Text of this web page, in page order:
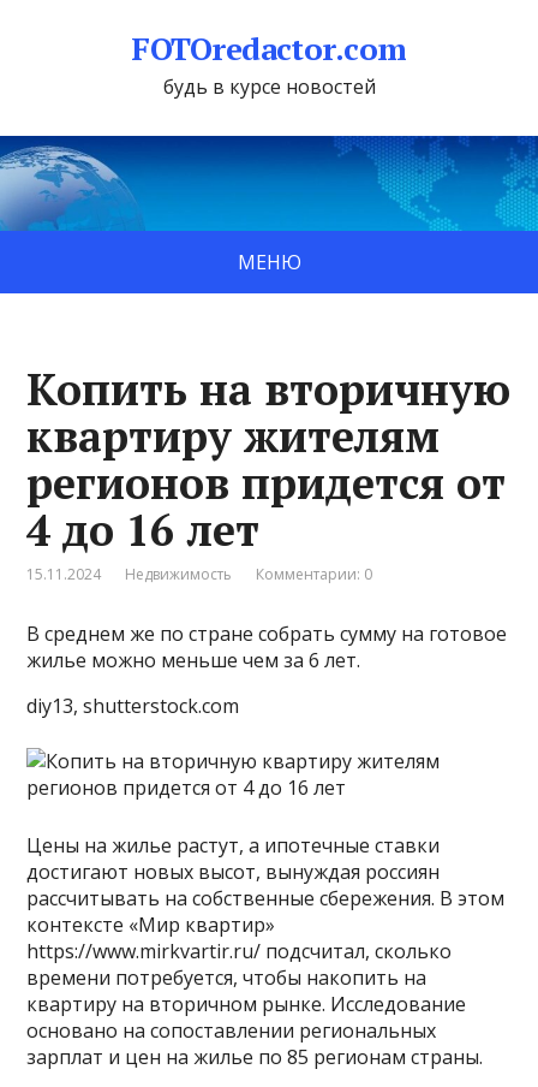
FOTOredactor.com
будь в курсе новостей
МЕНЮ
Копить на вторичную
квартиру жителям
регионов придется от
4 до 16 лет
15.11.2024 Недвижимость Комментарии: 0
В среднем же по стране собрать сумму на готовое
жилье можно меньше чем за 6 лет.
diy13, shutterstock.com
Цены на жилье растут, а ипотечные ставки
достигают новых высот, вынуждая россиян
рассчитывать на собственные сбережения. В этом
контексте «Мир квартир»
https://www.mirkvartir.ru/ подсчитал, сколько
времени потребуется, чтобы накопить на
квартиру на вторичном рынке. Исследование
основано на сопоставлении региональных
зарплат и цен на жилье по 85 регионам страны.